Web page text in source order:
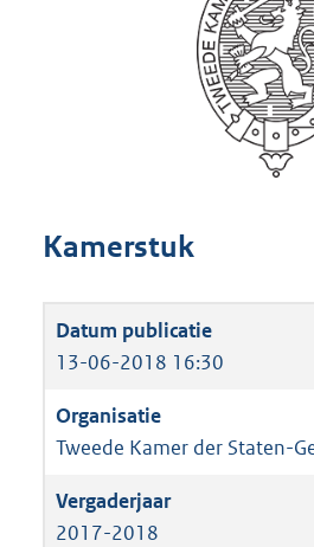
Kamerstuk
13-06-2018 16:30
Tweede Kamer der Staten-
2017-2018